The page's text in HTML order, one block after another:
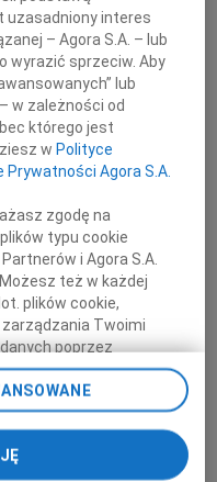
i Jej
Najbliższym
wyrazy współczucia
Mamy
składają
uzasadniony interes
– Agora S.A. – lub
wyrazić sprzeciw. Aby
lub
w zależności od
którego jest
w Polityce
Prywatności Agora S.A.
zgodę na
typu cookie
i Agora S.A.
też w każdej
plików cookie,
zarządzania Twoimi
poprzez
w stopce serwisu i
zaawansowane”.
jest także za
możemy